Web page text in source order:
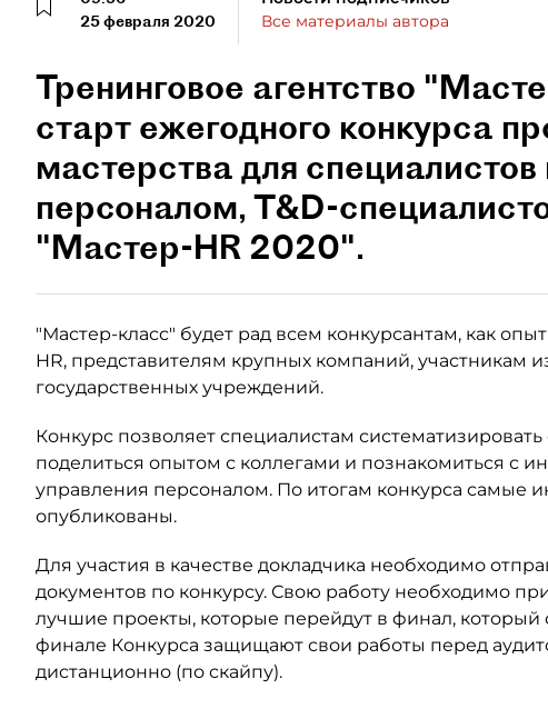
25 февраля 2020
Все материалы автора
Тренинговое агентство
старт ежегодного конкурса
мастерства для
персоналом, T&D-
"Мастер-HR 2020".
"Мастер-класс" будет рад всем конкурсантам, как
HR, представителям крупных компаний, участникам
государственных учреждений.
Конкурс позволяет специалистам
поделиться опытом с коллегами и познакомиться с
управления персоналом. По итогам конкурса самые
опубликованы.
Для участия в качестве докладчика необходимо
документов по конкурсу. Свою работу необходимо
лучшие проекты, которые перейдут в финал, который
финале Конкурса защищают свои работы перед
дистанционно (по скайпу).